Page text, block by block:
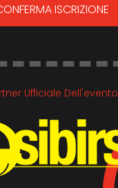
ISCRIZIONE
Ufficiale Dell'evento